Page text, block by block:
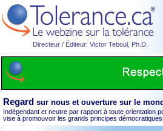
Directeur / Éditeur: Victor Teboul, Ph.D.
Regard sur nous et ouverture sur le
Indépendant et neutre par rapport à toute orientation
vise à promouvoir les grands principes